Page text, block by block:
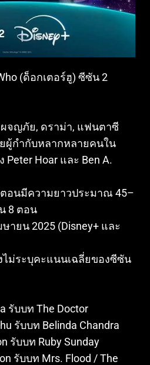
(ด็อกเตอร์ฮู) ซีซัน 2
ผจญภัย, ดราม่า, แฟนตาซี
ผู้กำกับหลากหลายคนใน
Hoar และ Ben A.
อนมีความยาวประมาณ 45–
8 ตอน
ษายน 2025 (Disney+ และ
ไม่ระบุคะแนนเฉลี่ยของซีซัน
รับบท The Doctor
รับบท Belinda Chandra
รับบท Ruby Sunday
รับบท Mrs. Flood / The